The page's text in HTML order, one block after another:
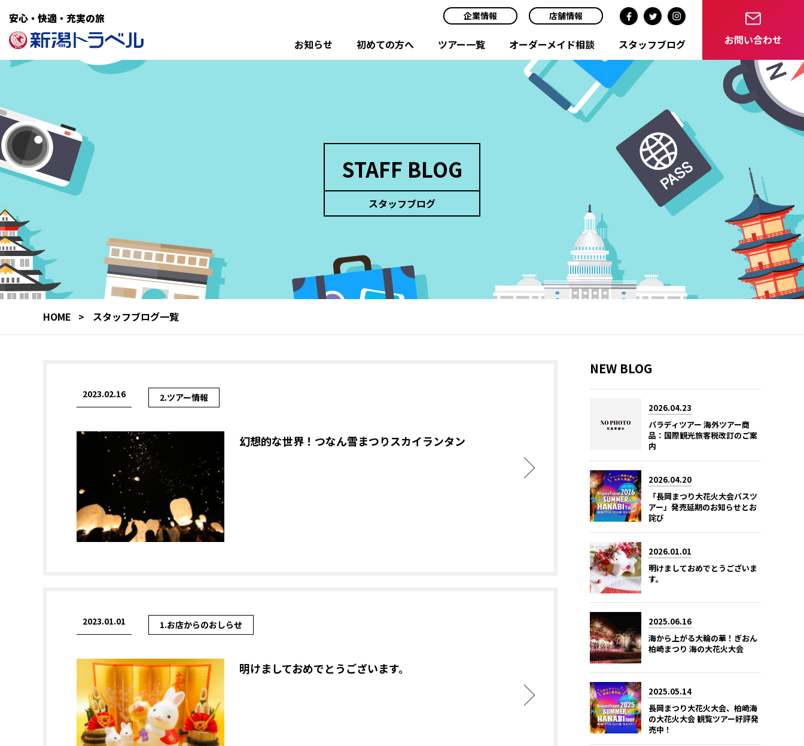
安心・快適・充実の旅 企業情報 店舗情報
お知らせ 初めての方へ ツアー一覧 オーダーメイド相談 スタッフブログ お問い合わせ
STAFF BLOG
スタッフブログ
HOME スタッフブログ一覧
2023.02.16 2.ツアー情報
幻想的な世界！つなん雪まつりスカイランタン
2023.01.01 1.お店からのおしらせ
明けましておめでとうございます。
NEW BLOG
2026.04.23
パラディツアー 海外ツアー商
品：国際観光旅客税改訂のご案
内
2026.04.20
「長岡まつり大花火大会バスツ
アー」発売延期のお知らせとお
詫び
2026.01.01
明けましておめでとうございま
す。
2025.06.16
海から上がる大輪の華！ぎおん
柏崎まつり 海の大花火大会
2025.05.14
長岡まつり大花火大会、柏崎海
の大花火大会 観覧ツアー好評発
売中！